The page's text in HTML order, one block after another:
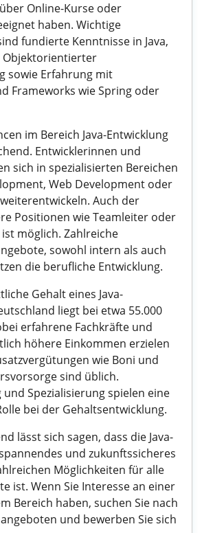
Online-Kurse oder
haben. Wichtige
fundierte Kenntnisse in Java,
Objektorientierter
sowie Erfahrung mit
Frameworks wie Spring oder
im Bereich Java-Entwicklung
Entwicklerinnen und
sich in spezialisierten Bereichen
Web Development oder
Auch der
Positionen wie Teamleiter oder
möglich. Zahlreiche
sowohl intern als auch
die berufliche Entwicklung.
Gehalt eines Java-
liegt bei etwa 55.000
erfahrene Fachkräfte und
höhere Einkommen erzielen
wie Boni und
sind üblich.
Spezialisierung spielen eine
bei der Gehaltsentwicklung.
lässt sich sagen, dass die Java-
und zukunftssicheres
Möglichkeiten für alle
ist. Wenn Sie Interesse an einer
Bereich haben, suchen Sie nach
und bewerben Sie sich